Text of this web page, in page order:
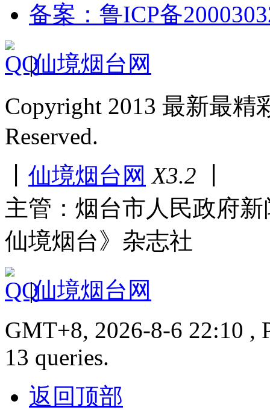
备案：鲁ICP备
|仙境烟台网
Copyright 2013 最新最
Reserved.
仙境烟台网 X3.2
主管：烟台市人民政府
仙境烟台》杂志社
|仙境烟台网
GMT+8, 2026-8-6 22:10 ,
13 queries.
返回顶部